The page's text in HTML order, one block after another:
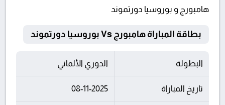
هامبورج و بوروسيا دورتموند
بطاقة المباراة هامبورج Vs بوروسيا دورتموند
البطولة الدوري الألماني
تاريخ المباراة 08-11-2025